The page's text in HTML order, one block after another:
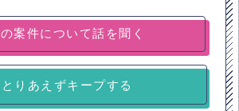
とりあえずキープする